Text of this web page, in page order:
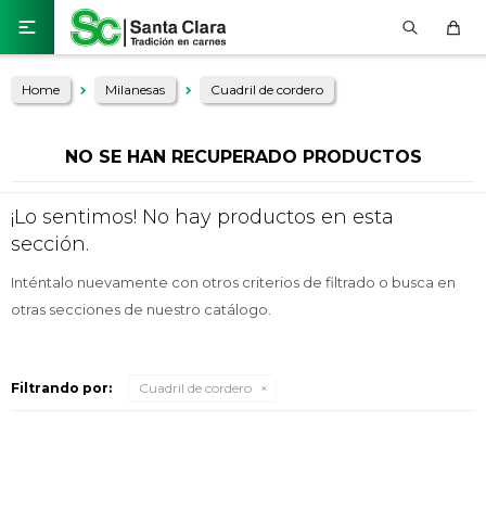

Home Milanesas Cuadril de cordero
NO SE HAN RECUPERADO PRODUCTOS
¡Lo sentimos! No hay productos en esta
sección.
Inténtalo nuevamente con otros criterios de filtrado o busca en
otras secciones de nuestro catálogo.
Filtrando por: Cuadril de cordero